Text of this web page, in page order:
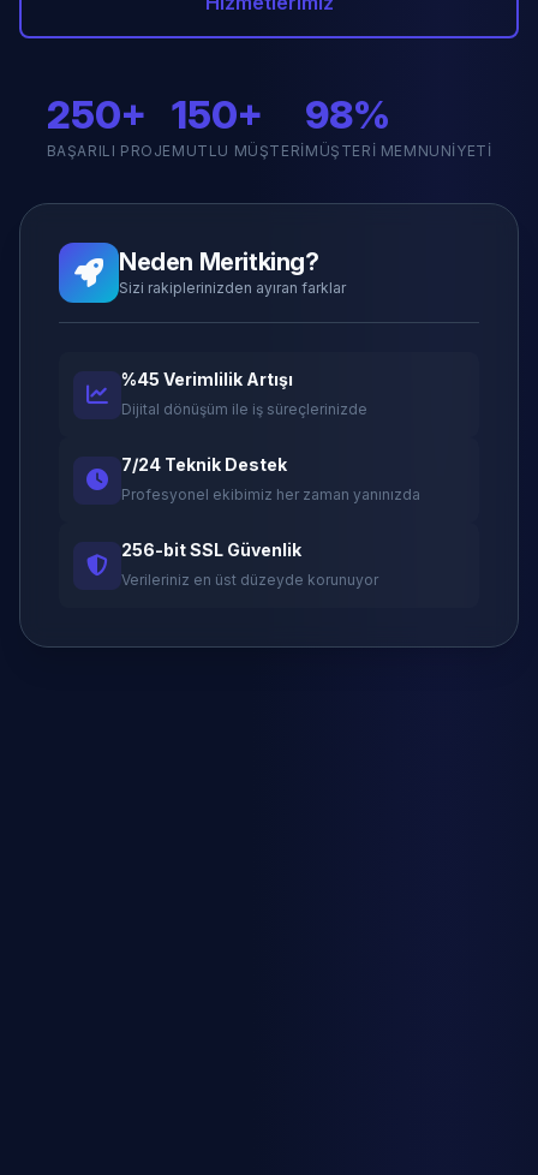
250+
BAŞARILI PROJE
150+
MUTLU MÜŞTERI
98%
MÜŞTERI MEMNUNIYETI
Neden Meritking?
Sizi rakiplerinizden ayıran farklar
%45 Verimlilik Artışı
Dijital dönüşüm ile iş süreçlerinizde
7/24 Teknik Destek
Profesyonel ekibimiz her zaman yanınızda
256-bit SSL Güvenlik
Verileriniz en üst düzeyde korunuyor